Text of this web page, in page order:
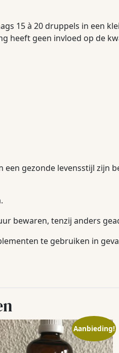
15 à 20 druppels in een
heeft geen invloed op de
een gezonde levensstijl
bewaren, tenzij anders
te gebruiken in
Aanbieding!